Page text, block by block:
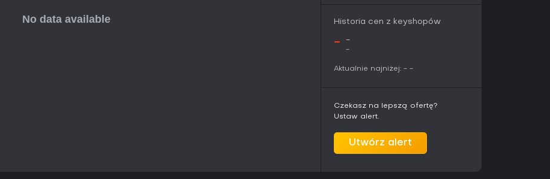
roku na platformy Xbox, oferuje zwartą rozgrywkę opartą na ponad stu
lekkim przesłaniem ekologicznym znajdą tu dokładnie to, czego oczekują - bez
Historia cen z keyshopów
- -
-
Aktualnie najniżej: - -
Czekasz na lepszą ofertę?
Ustaw alert.
Utwórz alert